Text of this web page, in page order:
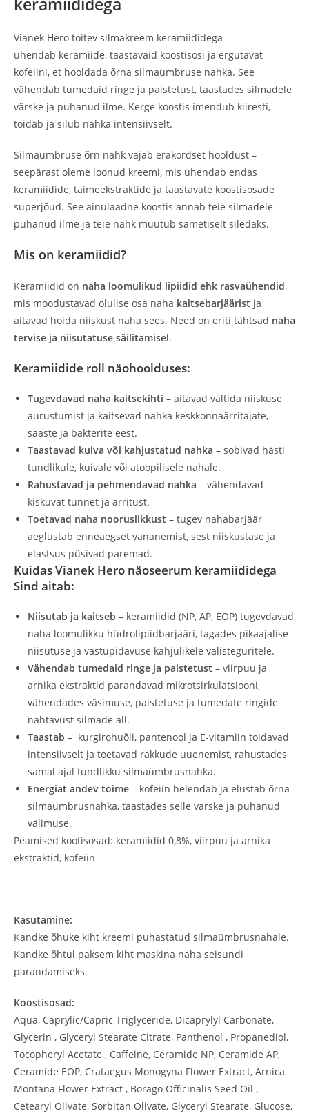
Vianek Hero toitev silmakreem keramiididega
ühendab keramiide, taastavaid koostisosi ja ergutavat
kofeiini, et hooldada õrna silmaümbruse nahka. See
vähendab tumedaid ringe ja paistetust, taastades silmadele
värske ja puhanud ilme. Kerge koostis imendub kiiresti,
toidab ja silub nahka intensiivselt.
Silmaümbruse õrn nahk vajab erakordset hooldust –
seepärast oleme loonud kreemi, mis ühendab endas
keramiidide, taimeekstraktide ja taastavate koostisosade
superjõud. See ainulaadne koostis annab teie silmadele
puhanud ilme ja teie nahk muutub sametiselt siledaks.
Mis on keramiidid?
Keramiidid on naha loomulikud lipiidid ehk rasvaühendid,
mis moodustavad olulise osa naha kaitsebarjäärist ja
aitavad hoida niiskust naha sees. Need on eriti tähtsad naha
tervise ja niisutatuse säilitamisel.
Keramiidide roll näohoolduses:
Tugevdavad naha kaitsekihti – aitavad vältida niiskuse
aurustumist ja kaitsevad nahka keskkonnaärritajate,
saaste ja bakterite eest.
Taastavad kuiva või kahjustatud nahka – sobivad hästi
tundlikule, kuivale või atoopilisele nahale.
Rahustavad ja pehmendavad nahka – vähendavad
kiskuvat tunnet ja ärritust.
Toetavad naha nooruslikkust – tugev nahabarjäär
aeglustab enneaegset vananemist, sest niiskustase ja
elastsus püsivad paremad.
Kuidas Vianek Hero näoseerum keramiididega
Sind aitab:
Niisutab ja kaitseb – keramiidid (NP, AP, EOP) tugevdavad
naha loomulikku hüdrolipiidbarjääri, tagades pikaajalise
niisutuse ja vastupidavuse kahjulikele välisteguritele.
Vähendab tumedaid ringe ja paistetust – viirpuu ja
arnika ekstraktid parandavad mikrotsirkulatsiooni,
vähendades väsimuse, paistetuse ja tumedate ringide
nähtavust silmade all.
Taastab – kurgirohuõli, pantenool ja E-vitamiin toidavad
intensiivselt ja toetavad rakkude uuenemist, rahustades
samal ajal tundlikku silmaümbrusnahka.
Energiat andev toime – kofeiin helendab ja elustab õrna
silmaümbrusnahka, taastades selle värske ja puhanud
välimuse.
Peamised kootisosad: keramiidid 0,8%, viirpuu ja arnika
ekstraktid, kofeiin
Kasutamine:
Kandke õhuke kiht kreemi puhastatud silmaümbrusnahale.
Kandke õhtul paksem kiht maskina naha seisundi
parandamiseks.
Koostisosad:
Aqua, Caprylic/Capric Triglyceride, Dicaprylyl Carbonate,
Glycerin , Glyceryl Stearate Citrate, Panthenol , Propanediol,
Tocopheryl Acetate , Caffeine, Ceramide NP, Ceramide AP,
Ceramide EOP, Crataegus Monogyna Flower Extract, Arnica
Montana Flower Extract , Borago Officinalis Seed Oil ,
Cetearyl Olivate, Sorbitan Olivate, Glyceryl Stearate, Glucose,